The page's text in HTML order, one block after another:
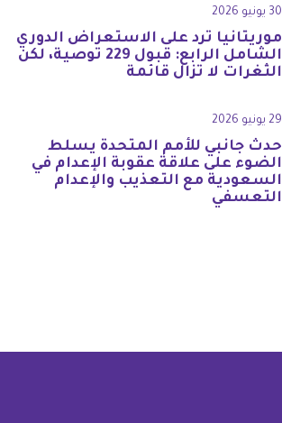
30 يونيو 2026
موريتانيا ترد على الاستعراض الدوري
الشامل الرابع: قبول 229 توصية، لكن
الثغرات لا تزال قائمة
29 يونيو 2026
حدث جانبي للأمم المتحدة يسلط
الضوء على علاقة عقوبة الإعدام في
السعودية مع التعذيب والإعدام
التعسفي